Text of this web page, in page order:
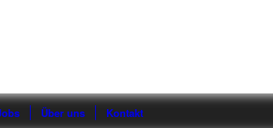
Über uns Kontakt